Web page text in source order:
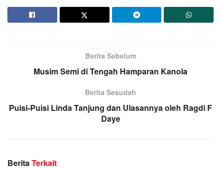
Berita Sebelum
Musim Semi di Tengah Hamparan Kanola
Berita Sesudah
Puisi-Puisi Linda Tanjung dan Ulasannya oleh Ragdi F
Daye
Berita Terkait